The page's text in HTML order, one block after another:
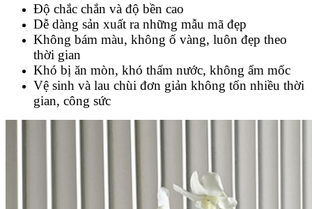
Độ chắc chắn và độ bền cao
Dễ dàng sản xuất ra những mẫu mã đẹp
Không bám màu, không ố vàng, luôn đẹp theo
thời gian
Khó bị ăn mòn, khó thấm nước, không ẩm mốc
Vệ sinh và lau chùi đơn giản không tốn nhiều thời
gian, công sức